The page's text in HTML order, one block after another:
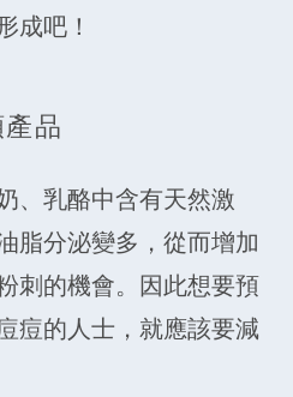
成吧！
品
、乳酪中含有天然激
脂分泌變多，從而增加
刺的機會。因此想要預
痘的人士，就應該要減